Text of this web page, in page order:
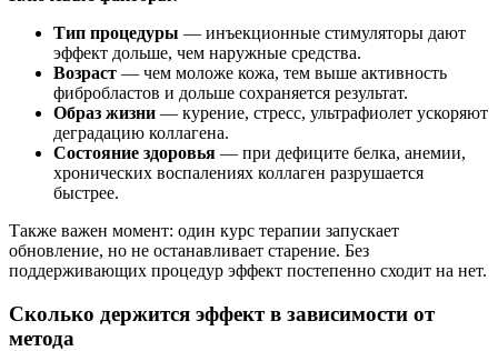
Тип процедуры — инъекционные стимуляторы дают
эффект дольше, чем наружные средства.
Возраст — чем моложе кожа, тем выше активность
фибробластов и дольше сохраняется результат.
Образ жизни — курение, стресс, ультрафиолет ускоряют
деградацию коллагена.
Состояние здоровья — при дефиците белка, анемии,
хронических воспалениях коллаген разрушается
быстрее.
Также важен момент: один курс терапии запускает
обновление, но не останавливает старение. Без
поддерживающих процедур эффект постепенно сходит на нет.
Сколько держится эффект в зависимости от
метода